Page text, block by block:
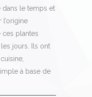
dans le temps et
l’origine
ces plantes
les jours. Ils ont
à base de